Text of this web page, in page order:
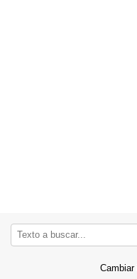
Cambiar